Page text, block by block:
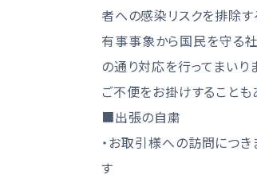
者への感染リスクを排除す
有事事象から国民を守る
の通り対応を行ってまいり
ご不便をお掛けすることも
■出張の自粛
・お取引様への訪問につ
す